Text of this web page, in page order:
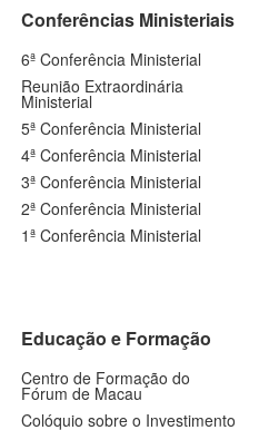
Conferências Ministeriais
6ª Conferência Ministerial
Reunião Extraordinária
Ministerial
5ª Conferência Ministerial
4ª Conferência Ministerial
3ª Conferência Ministerial
2ª Conferência Ministerial
1ª Conferência Ministerial
Educação e Formação
Centro de Formação do
Fórum de Macau
Colóquio sobre o Investimento